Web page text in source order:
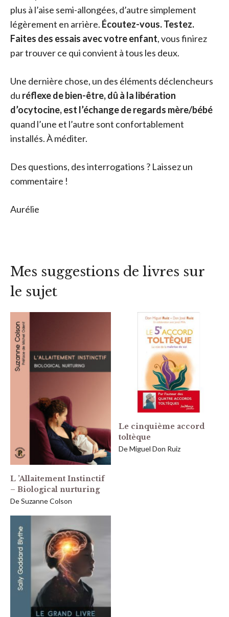
plus à l’aise semi-allongées, d’autre simplement
légèrement en arrière. Écoutez-vous. Testez.
Faites des essais avec votre enfant, vous finirez
par trouver ce qui convient à tous les deux.
Une dernière chose, un des éléments déclencheurs
du réflexe de bien-être, dû à la libération
d’ocytocine, est l’échange de regards mère/bébé
quand l’une et l’autre sont confortablement
installés. À méditer.
Des questions, des interrogations ? Laissez un
commentaire !
Aurélie
Mes suggestions de livres sur
le sujet
L ’Allaitement Instinctif
– Biological nurturing
De Suzanne Colson
Le cinquième accord
toltèque
De Miguel Don Ruiz